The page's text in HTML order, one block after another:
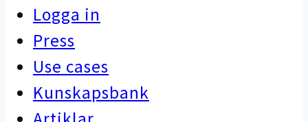
Logga in
Press
Use cases
Kunskapsbank